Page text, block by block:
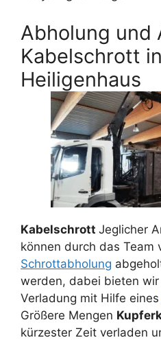
Abholung und
Kabelschrott in
Heiligenhaus
Kabelschrott Jeglicher
können durch das Team
Schrottabholung
werden, dabei bieten
Verladung mit Hilfe eines
Größere Mengen
kürzester Zeit verladen